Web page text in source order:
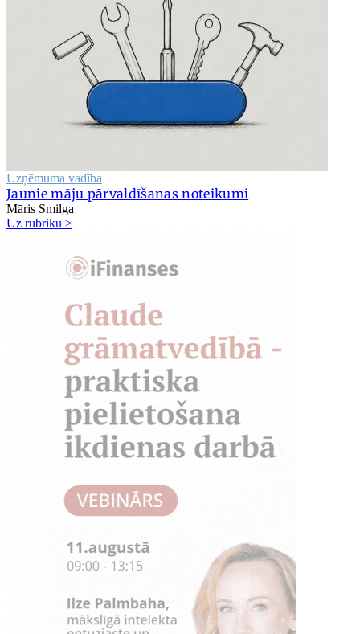
Uzņēmuma vadība
Jaunie māju pārvaldīšanas noteikumi
Māris Smilga
Uz rubriku >